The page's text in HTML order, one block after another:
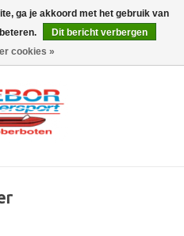
0 Artikelen - €0,00
ga je akkoord met het gebruik van
Dit bericht verbergen
cookies »